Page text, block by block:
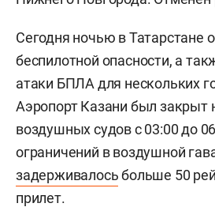
Сегодня ночью в Татарстане
беспилотной опасности, а
атаки БПЛА для нескольких
Аэропорт Казани был закрыт
воздушных судов с 03:00 до
ограничений в воздушной
задерживалосьбольше 50
прилет.